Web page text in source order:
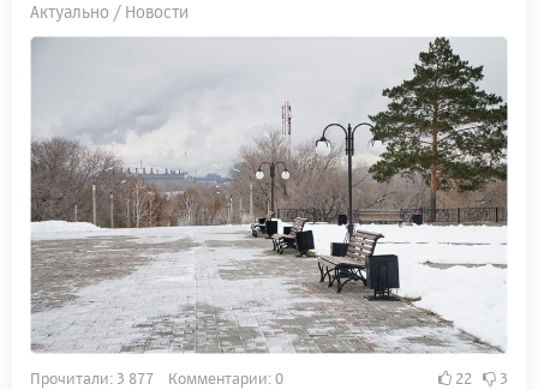
Актуально / Новости
Прочитали: 3 877 Комментарии: 0 22 3